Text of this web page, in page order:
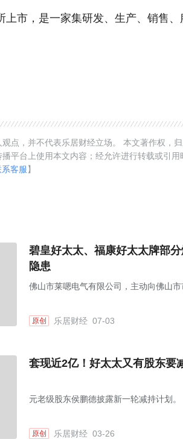
上市，是一家集研发、生产、销售
点，并不代表乐居财经立场。 本文著作权，
平台上使用本文内容；经允许进行转载或引
系客服】
碧皇好太太、福康好太太牌部
隐患
佛山市莱嗯电气有限公司，主动向佛山市
原创 乐居财经 07-03
套现近2亿！好太太又有股东要
元老级股东侯鹏德披露新一轮减持计划。
原创 乐居财经 03-26